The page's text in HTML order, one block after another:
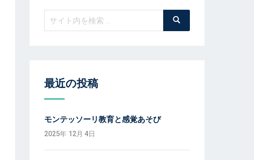
検
最近の投稿
モンテッソーリ教育と感覚あそび
2025年 12月 4日